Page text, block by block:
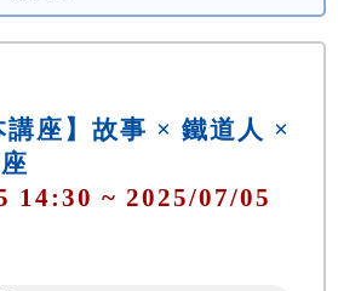
座】故事 × 鐵道人 ×
14:30 ~ 2025/07/05